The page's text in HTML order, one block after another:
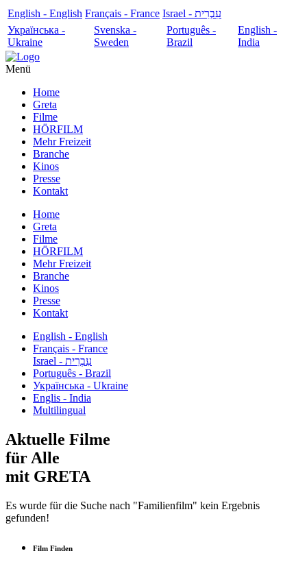
English - English Français - France
עִבְרִית - Israel
Українська -
Ukraine
Svenska -
Sweden
Português -
Brazil
English -
India
Menü
Home
Greta
Filme
HÖRFILM
Mehr Freizeit
Branche
Kinos
Presse
Kontakt
Home
Greta
Filme
HÖRFILM
Mehr Freizeit
Branche
Kinos
Presse
Kontakt
English - English
Français - France
עִבְרִית - Israel
Português - Brazil
Українська - Ukraine
Englis - India
Multilingual
Aktuelle Filme
für Alle
mit GRETA
Es wurde für die Suche nach "Familienfilm" kein Ergebnis
gefunden!
Film Finden